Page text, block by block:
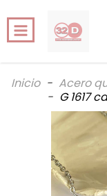
Inicio - Acero
- G 1617